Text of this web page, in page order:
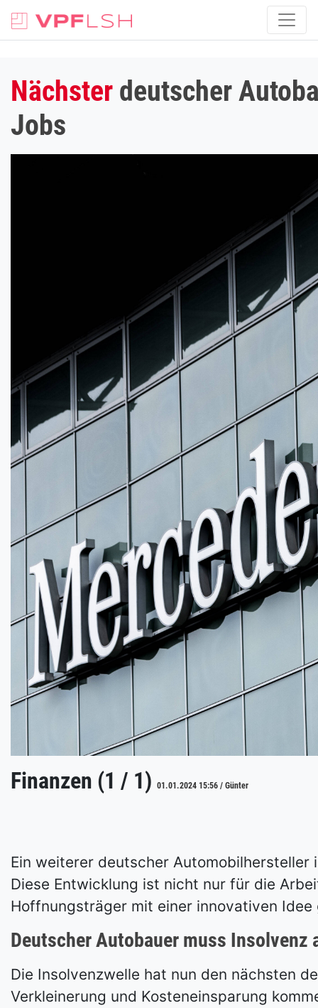
Nächster deutscher
Jobs
Finanzen (1 / 1) 01.01.2024 15:56 / Günter
Ein weiterer deutscher
Diese Entwicklung ist nicht nur für die
Hoffnungsträger mit einer innovativen Idee
Deutscher Autobauer muss Insolvenz
Die Insolvenzwelle hat nun den nächsten
Verkleinerung und Kosteneinsparung